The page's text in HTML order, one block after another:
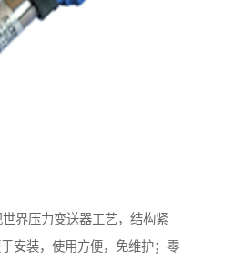
界压力变送器工艺，结构紧
安装，使用方便，免维护；零